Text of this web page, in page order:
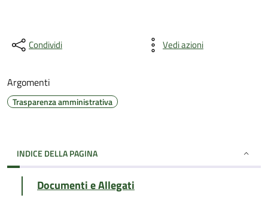
Condividi Vedi azioni
Argomenti
Trasparenza amministrativa
INDICE DELLA PAGINA
Documenti e Allegati